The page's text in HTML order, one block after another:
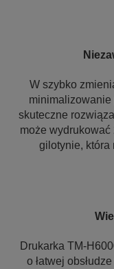
W szybko
minimalizowanie
skuteczne
może wydrukować
gilotynie, która
Drukarka TM-
o łatwej